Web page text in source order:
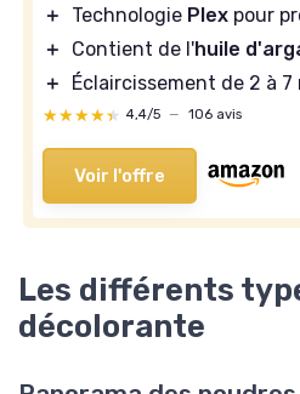
＋
Technologie Plex pour
＋
Contient de l'huile
＋
Éclaircissement de 2 à 7
★★★★★
★★★★★ 4,4/5 — 106 avis
Voir l'offre
Les différents
décolorante